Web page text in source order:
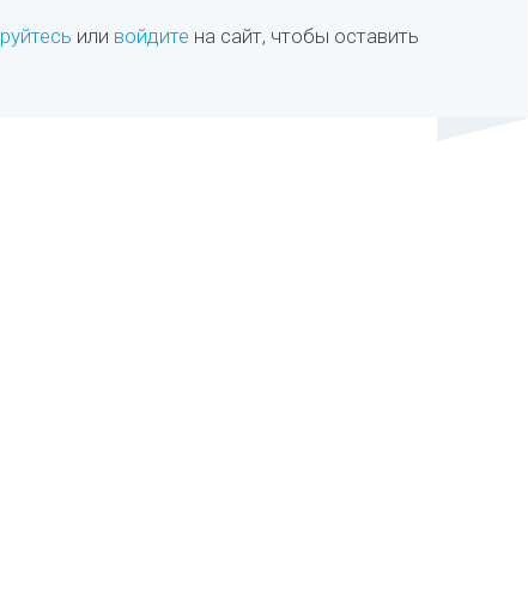
или войдите на сайт, чтобы оставить